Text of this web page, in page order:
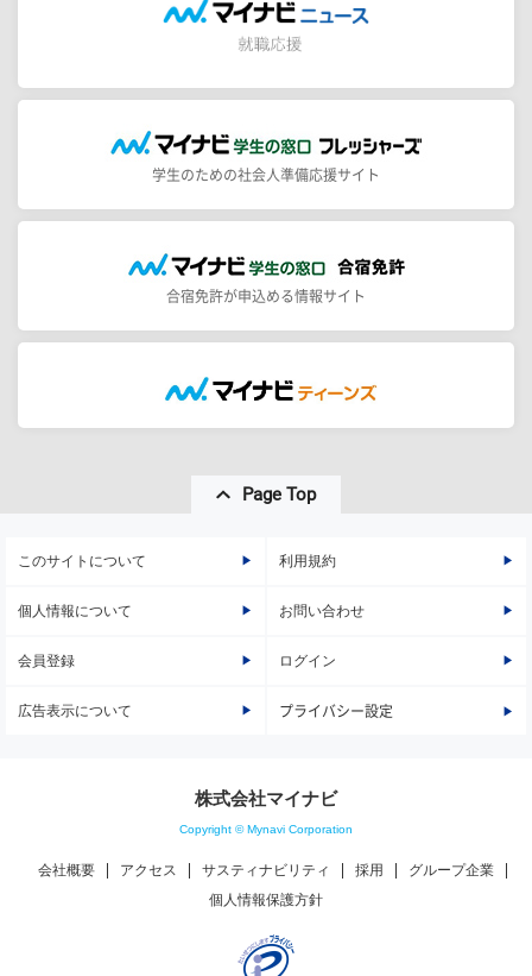
学生のための社会人準備応援サイト
合宿免許が申込める情報サイト
Page Top
このサイトについて 利用規約
個人情報について お問い合わせ
会員登録 ログイン
広告表示について プライバシー設定
株式会社マイナビ
Copyright © Mynavi Corporation
会社概要 アクセス サスティナビリティ 採用
グループ企業
個人情報保護方針